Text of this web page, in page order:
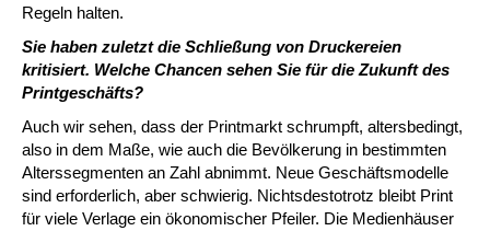
Regeln halten.
Sie haben zuletzt die Schließung von Druckereien
kritisiert. Welche Chancen sehen Sie für die Zukunft des
Printgeschäfts?
Auch wir sehen, dass der Printmarkt schrumpft, altersbedingt,
also in dem Maße, wie auch die Bevölkerung in bestimmten
Alterssegmenten an Zahl abnimmt. Neue Geschäftsmodelle
sind erforderlich, aber schwierig. Nichtsdestotrotz bleibt Print
für viele Verlage ein ökonomischer Pfeiler. Die Medienhäuser